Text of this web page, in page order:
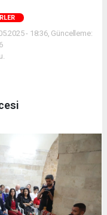
- 18:36, Güncelleme: